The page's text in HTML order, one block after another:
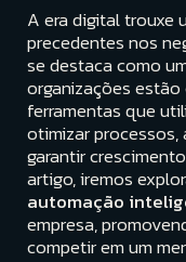
A era digital trouxe
precedentes nos
se destaca como
organizações
ferramentas que
otimizar
garantir
artigo, iremos
automação
empresa,
competir em um